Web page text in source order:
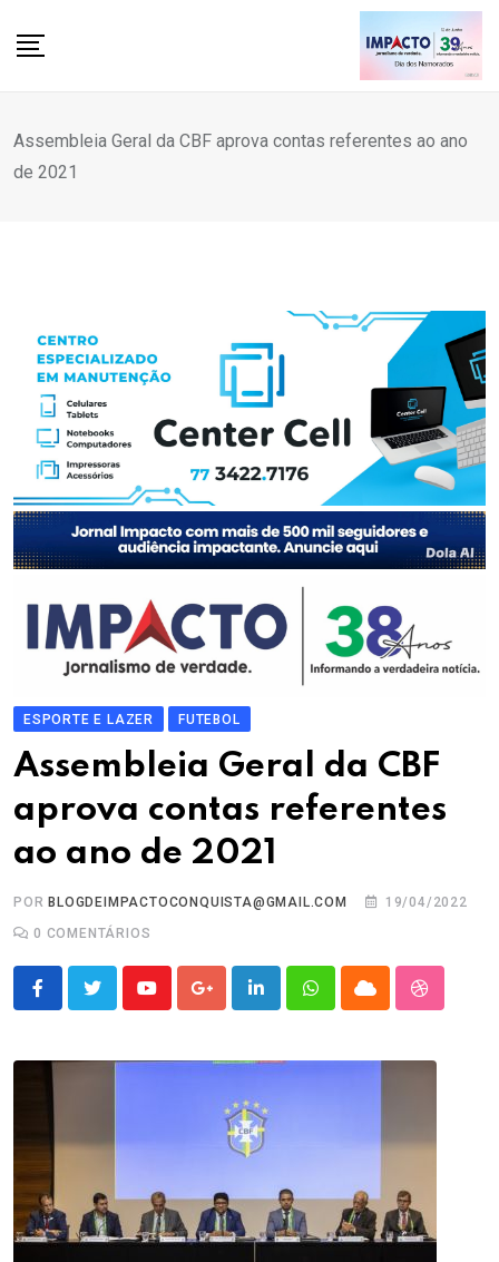
Assembleia Geral da CBF aprova contas referentes ao ano
de 2021
ESPORTE E LAZER FUTEBOL
Assembleia Geral da CBF
aprova contas referentes
ao ano de 2021
POR BLOGDEIMPACTOCONQUISTA@GMAIL.COM
19/04/2022
0 COMENTÁRIOS
YoutubeGoogle+LinkedInWhatsappCloud